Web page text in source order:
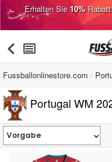
Erhalten Sie10%
󰅯 󰂩
Fussballonlinestore.com
Portugal WM